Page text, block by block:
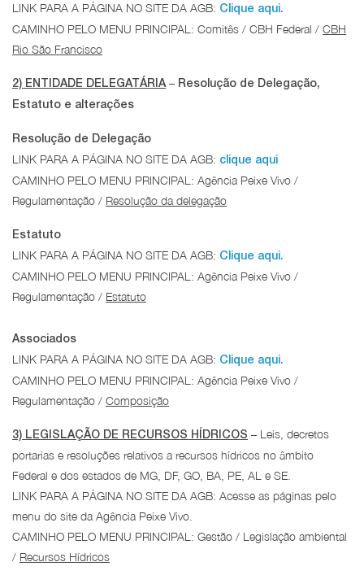
LINK PARA A PÁGINA NO SITE DA AGB: Clique aqui.
CAMINHO PELO MENU PRINCIPAL: Comitês / CBH Federal / CBH
Rio São Francisco
2) ENTIDADE DELEGATÁRIA – Resolução de Delegação,
Estatuto e alterações
Resolução de Delegação
LINK PARA A PÁGINA NO SITE DA AGB: clique aqui
CAMINHO PELO MENU PRINCIPAL: Agência Peixe Vivo /
Regulamentação / Resolução da delegação
Estatuto
LINK PARA A PÁGINA NO SITE DA AGB: Clique aqui.
CAMINHO PELO MENU PRINCIPAL: Agência Peixe Vivo /
Regulamentação / Estatuto
Associados
LINK PARA A PÁGINA NO SITE DA AGB: Clique aqui.
CAMINHO PELO MENU PRINCIPAL: Agência Peixe Vivo /
Regulamentação / Composição
3) LEGISLAÇÃO DE RECURSOS HÍDRICOS – Leis, decretos
portarias e resoluções relativos a recursos hídricos no âmbito
Federal e dos estados de MG, DF, GO, BA, PE, AL e SE.
LINK PARA A PÁGINA NO SITE DA AGB: Acesse as páginas pelo
menu do site da Agência Peixe Vivo.
CAMINHO PELO MENU PRINCIPAL: Gestão / Legislação ambiental
/ Recursos Hídricos